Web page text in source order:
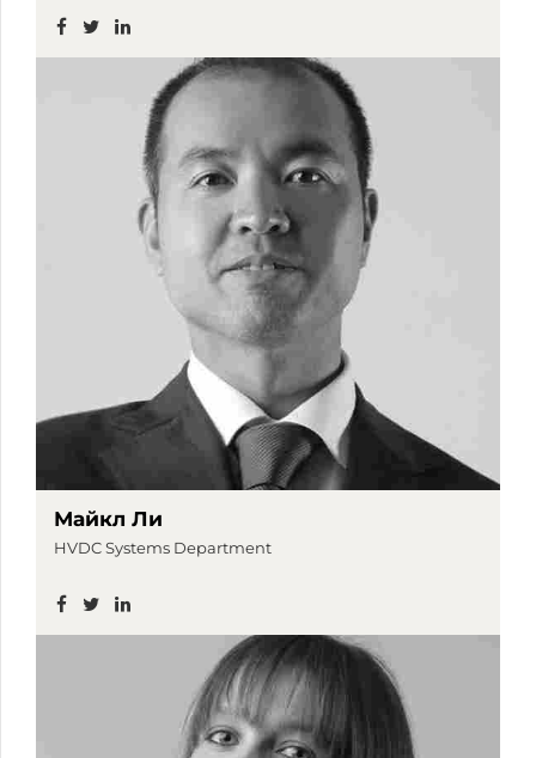
Майкл Ли
HVDC Systems Department